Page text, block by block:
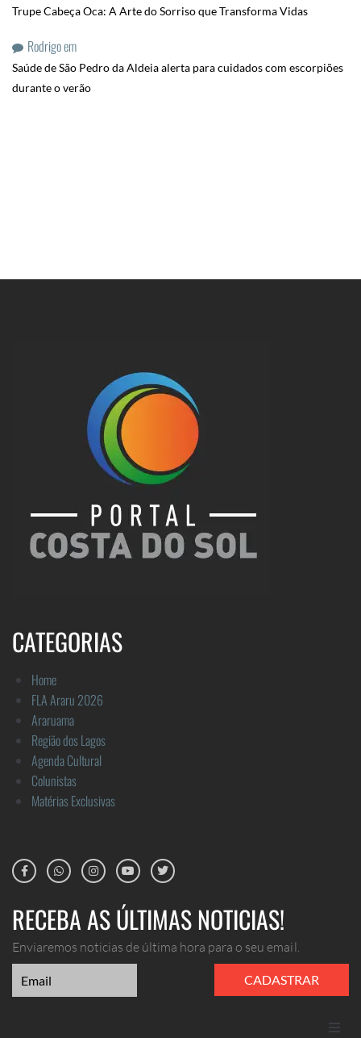
Trupe Cabeça Oca: A Arte do Sorriso que Transforma Vidas
Rodrigoem
Saúde de São Pedro da Aldeia alerta para cuidados com escorpiões
durante o verão
CATEGORIAS
Home
FLA Araru 2026
Araruama
Região dos Lagos
Agenda Cultural
Colunistas
Matérias Exclusivas
RECEBA AS ÚLTIMAS NOTICIAS!
Enviaremos noticias de última hora para o seu email.
CADASTRAR